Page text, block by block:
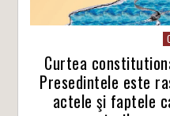
Curtea
Presedintele este
actele şi faptele